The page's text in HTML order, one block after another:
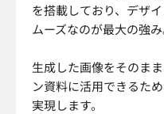
を搭載しており、デザ
ムーズなのが最大の強み
生成した画像をそのま
ン資料に活用できるた
実現します。